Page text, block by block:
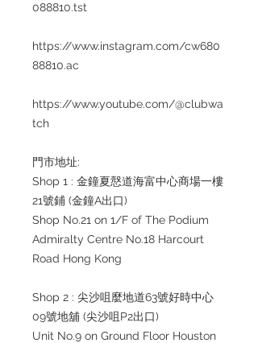
088810.tst
https://www.instagram.com/cw680
88810.ac
https://www.youtube.com/@clubwa
tch
門市地址:
Shop 1 : 金鐘夏慤道海富中心商場一樓
21號鋪 (金鐘A出口)
Shop No.21 on 1/F of The Podium
Admiralty Centre No.18 Harcourt
Road Hong Kong
Shop 2 : 尖沙咀麼地道63號好時中心
09號地舖 (尖沙咀P2出口)
Unit No.9 on Ground Floor Houston